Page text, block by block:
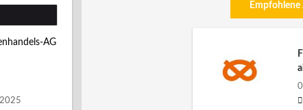
Empfohlene
AG